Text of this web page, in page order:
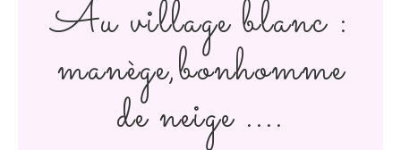
Au village blanc :
manège,bonhomme
de neige ....